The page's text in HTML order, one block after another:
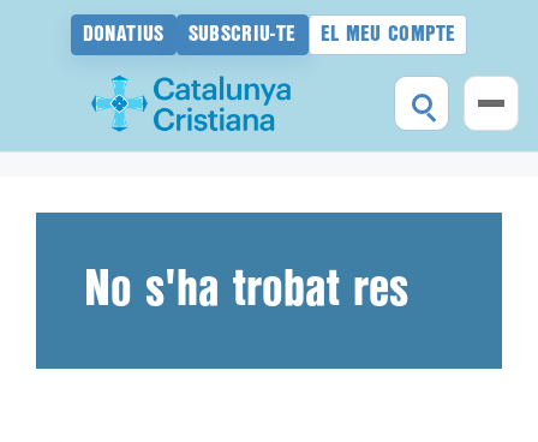
DONATIUS SUBSCRIU-TE EL MEU COMPTE
No s'ha trobat res